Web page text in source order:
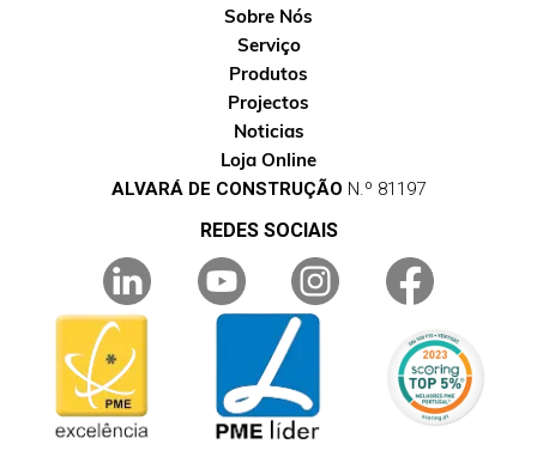
Sobre Nós
Serviço
Produtos
Projectos
Noticias
Loja Online
ALVARÁ DE CONSTRUÇÃO N.º 81197
REDES SOCIAIS